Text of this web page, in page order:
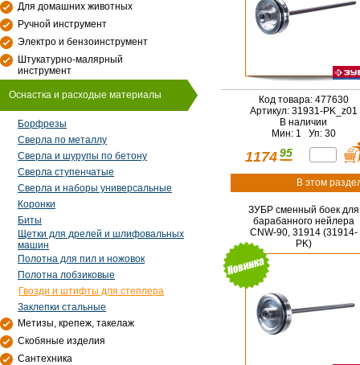
Для домашних животных
Ручной инструмент
Электро и бензоинструмент
Штукатурно-малярный
инструмент
Оснастка и расходые материалы
Борфрезы
Сверла по металлу
Сверла и шурупы по бетону
Сверла ступенчатые
Сверла и наборы универсальные
Коронки
Биты
Щетки для дрелей и шлифовальных
машин
Полотна для пил и ножовок
Полотна лобзиковые
Гвозди и штифты для степлера
Заклепки стальные
Метизы, крепеж, такелаж
Скобяные изделия
Сантехника
Код товара: 477630
Артикул: 31931-PK_z01
В наличии
Мин: 1 Уп: 30
1174 95
В этом
ЗУБР сменный боек для
барабанного нейлера
CNW-90, 31914 (31914-
PK)